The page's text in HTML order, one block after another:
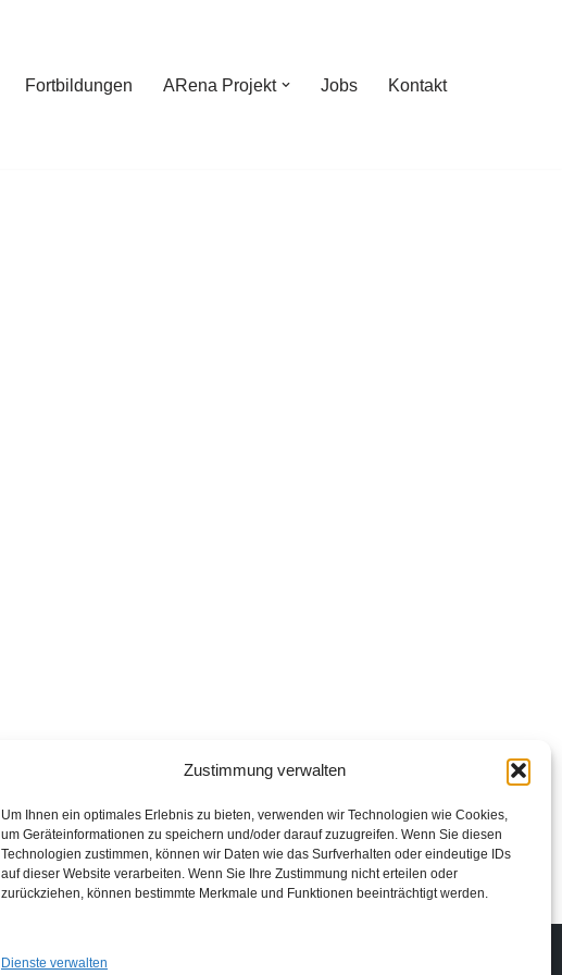
Zustimmung verwalten
Um Ihnen ein optimales Erlebnis zu bieten, verwenden wir Technologien wie Cookies,
um Geräteinformationen zu speichern und/oder darauf zuzugreifen. Wenn Sie diesen
Technologien zustimmen, können wir Daten wie das Surfverhalten oder eindeutige IDs
auf dieser Website verarbeiten. Wenn Sie Ihre Zustimmung nicht erteilen oder
zurückziehen, können bestimmte Merkmale und Funktionen beeinträchtigt werden.
Dienste verwalten
Fortbildungen ARena Projekt Jobs Kontakt